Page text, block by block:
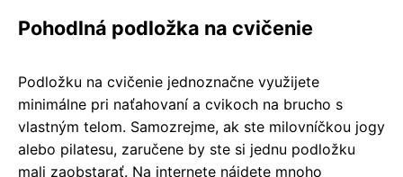
Pohodlná podložka na cvičenie
Podložku na cvičenie jednoznačne využijete
minimálne pri naťahovaní a cvikoch na brucho s
vlastným telom. Samozrejme, ak ste milovníčkou jogy
alebo pilatesu, zaručene by ste si jednu podložku
mali zaobstarať. Na internete nájdete mnoho